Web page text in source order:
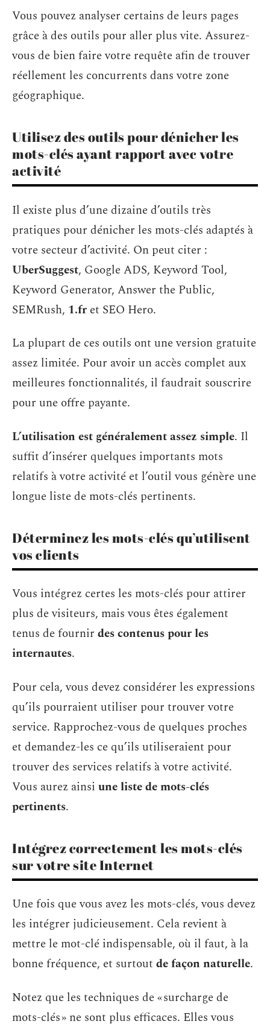
Vous pouvez analyser certains de leurs pages
grâce à des outils pour aller plus vite. Assurez-
vous de bien faire votre requête afin de trouver
réellement les concurrents dans votre zone
géographique.
Utilisez des outils pour dénicher les
mots-clés ayant rapport avec votre
activité
Il existe plus d’une dizaine d’outils très
pratiques pour dénicher les mots-clés adaptés à
votre secteur d’activité. On peut citer :
UberSuggest, Google ADS, Keyword Tool,
Keyword Generator, Answer the Public,
SEMRush, 1.fr et SEO Hero.
La plupart de ces outils ont une version gratuite
assez limitée. Pour avoir un accès complet aux
meilleures fonctionnalités, il faudrait souscrire
pour une offre payante.
L’utilisation est généralement assez simple. Il
suffit d’insérer quelques importants mots
relatifs à votre activité et l’outil vous génère une
longue liste de mots-clés pertinents.
Déterminez les mots-clés qu’utilisent
vos clients
Vous intégrez certes les mots-clés pour attirer
plus de visiteurs, mais vous êtes également
tenus de fournir des contenus pour les
internautes.
Pour cela, vous devez considérer les expressions
qu’ils pourraient utiliser pour trouver votre
service. Rapprochez-vous de quelques proches
et demandez-les ce qu’ils utiliseraient pour
trouver des services relatifs à votre activité.
Vous aurez ainsi une liste de mots-clés
pertinents.
Intégrez correctement les mots-clés
sur votre site Internet
Une fois que vous avez les mots-clés, vous devez
les intégrer judicieusement. Cela revient à
mettre le mot-clé indispensable, où il faut, à la
bonne fréquence, et surtout de façon naturelle.
Notez que les techniques de « surcharge de
mots-clés » ne sont plus efficaces. Elles vous